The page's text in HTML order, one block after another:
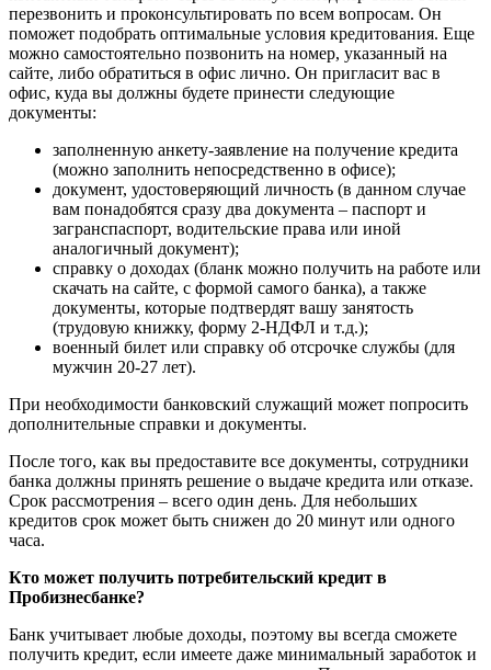
перезвонить и проконсультировать по всем вопросам. Он
поможет подобрать оптимальные условия кредитования. Еще
можно самостоятельно позвонить на номер, указанный на
сайте, либо обратиться в офис лично. Он пригласит вас в
офис, куда вы должны будете принести следующие
документы:
заполненную анкету-заявление на получение кредита
(можно заполнить непосредственно в офисе);
документ, удостоверяющий личность (в данном случае
вам понадобятся сразу два документа – паспорт и
загранспаспорт, водительские права или иной
аналогичный документ);
справку о доходах (бланк можно получить на работе или
скачать на сайте, с формой самого банка), а также
документы, которые подтвердят вашу занятость
(трудовую книжку, форму 2-НДФЛ и т.д.);
военный билет или справку об отсрочке службы (для
мужчин 20-27 лет).
При необходимости банковский служащий может попросить
дополнительные справки и документы.
После того, как вы предоставите все документы, сотрудники
банка должны принять решение о выдаче кредита или отказе.
Срок рассмотрения – всего один день. Для небольших
кредитов срок может быть снижен до 20 минут или одного
часа.
Кто может получить потребительский кредит в
Пробизнесбанке?
Банк учитывает любые доходы, поэтому вы всегда сможете
получить кредит, если имеете даже минимальный заработок и